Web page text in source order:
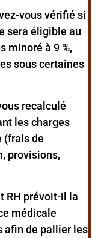
vous vérifié si
sera éligible au
minoré à 9 %,
sous certaines
recalculé
les charges
(frais de
provisions,
RH prévoit-il la
médicale
afin de pallier les